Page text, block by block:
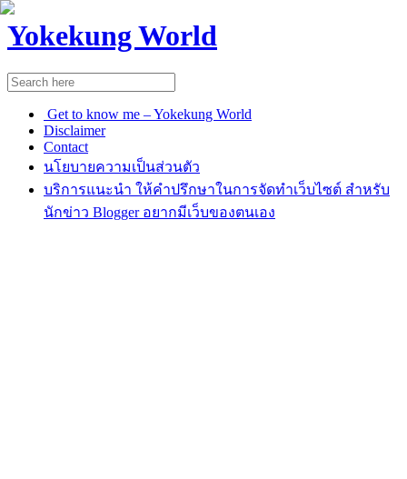
Yokekung World
Get to know me – Yokekung World
Disclaimer
Contact
นโยบายความเป็นส่วนตัว
บริการแนะนำ ให้คำปรึกษาในการจัดทำเว็บไซต์ สำหรับ
นักข่าว Blogger อยากมีเว็บของตนเอง